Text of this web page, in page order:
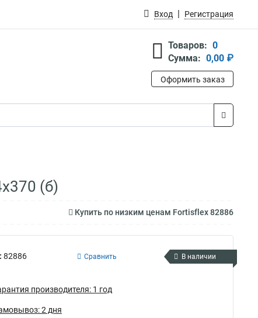
Вход Регистрация
Товаров: 0
Сумма: 0,00 ₽
Оформить заказ
(б)
Купить по низким ценам Fortisflex 82886
82886 Сравнить В наличии
производителя: 1 год
2 дня